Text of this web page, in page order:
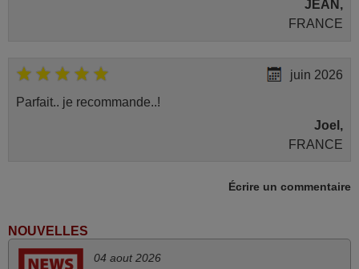
JEAN,
FRANCE
juin 2026
Parfait.. je recommande..!
Joel,
FRANCE
avril 2026
deja traitée et expédiée Je vous en remercie d’avance et
attend la réception Encore merci
Écrire un commentaire
NOUVELLES
04 aout 2026